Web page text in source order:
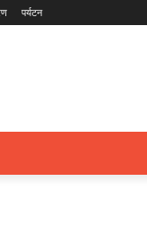
पर्यटन